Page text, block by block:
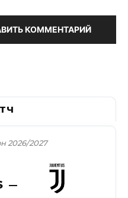
КОММЕНТАРИЙ
2026/2027